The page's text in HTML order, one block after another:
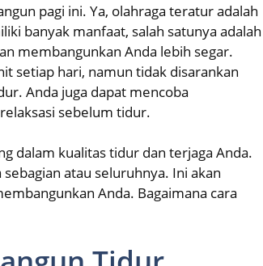
pagi ini. Ya, olahraga teratur adalah
banyak manfaat, salah satunya adalah
membangunkan Anda lebih segar.
setiap hari, namun tidak disarankan
Anda juga dapat mencoba
sebelum tidur.
dalam kualitas tidur dan terjaga Anda.
atau seluruhnya. Ini akan
Anda. Bagaimana cara